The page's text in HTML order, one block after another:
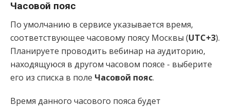
Часовой пояс
По умолчанию в сервисе указывается время,
соответствующее часовому поясу Москвы (UTC+3).
Планируете проводить вебинар на аудиторию,
находящуюся в другом часовом поясе - выберите
его из списка в поле Часовой пояс.
Время данного часового пояса будет